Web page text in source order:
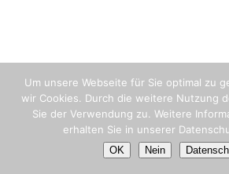
Um unsere Webseite für Sie optimal zu
wir Cookies. Durch die weitere Nutzung
Sie der Verwendung zu. Weitere
erhalten Sie in unserer
OK Nein